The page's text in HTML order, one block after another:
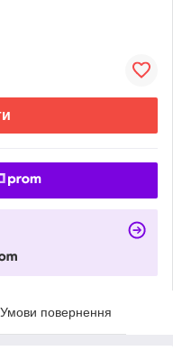
Умови повернення